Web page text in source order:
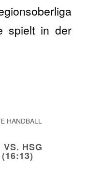
spielt in der
HANDBALL
VS. HSG